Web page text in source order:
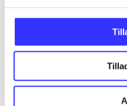
...
...